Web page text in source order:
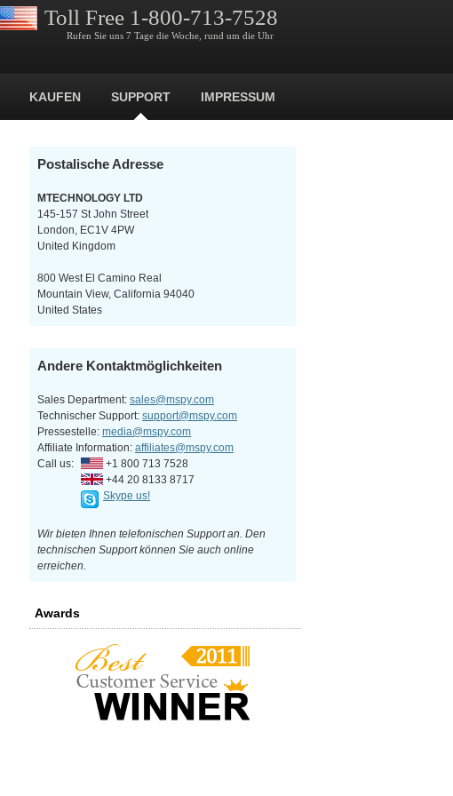
Toll Free 1-800-713-7528
Rufen Sie uns 7 Tage die Woche, rund um die Uhr
KAUFEN SUPPORT IMPRESSUM
Postalische Adresse
MTECHNOLOGY LTD
145-157 St John Street
London, EC1V 4PW
United Kingdom
800 West El Camino Real
Mountain View, California 94040
United States
Andere Kontaktmöglichkeiten
Sales Department: sales@mspy.com
Technischer Support: support@mspy.com
Pressestelle: media@mspy.com
Affiliate Information: affiliates@mspy.com
Call us:
+1 800 713 7528
+44 20 8133 8717
Skype us!
Wir bieten Ihnen telefonischen Support an. Den
technischen Support können Sie auch online
erreichen.
Awards